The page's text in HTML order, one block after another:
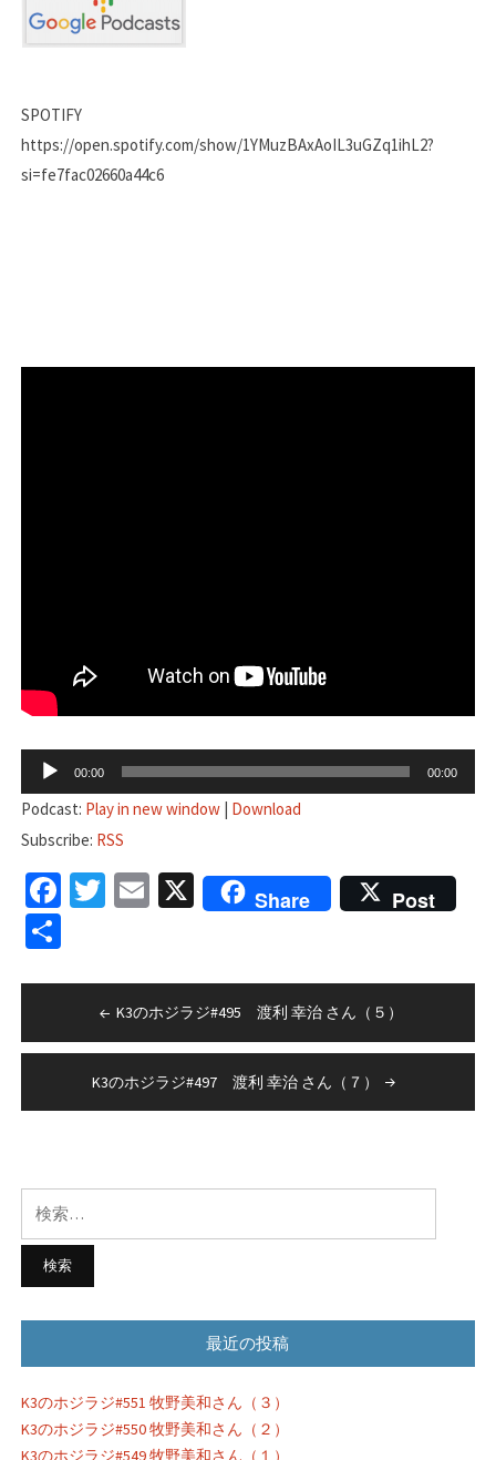
SPOTIFY
https://open.spotify.com/show/1YMuzBAxAoIL3uGZq1ihL2?
si=fe7fac02660a44c6
声
ー
ヤ
ー
00:00 00:00
Podcast: Play in new window| Download
Subscribe: RSS
Facebook
Twitter
Email
X Share Post
共
稿
ビ
ー
シ
ョ
ン
K3のホジラジ#495 渡利 幸治 さん（５）
K3のホジラジ#497 渡利 幸治 さん（７）
索:
最近の投稿
K3のホジラジ#551 牧野美和さん（３）
K3のホジラジ#550 牧野美和さん（２）
K3のホジラジ#549 牧野美和さん（１）